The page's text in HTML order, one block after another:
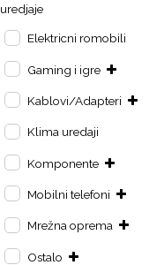
uredjaje
Elektricni romobili
Gaming i igre
Kablovi/Adapteri
Klima uredaji
Komponente
Mobilni telefoni
Mrežna oprema
Ostalo